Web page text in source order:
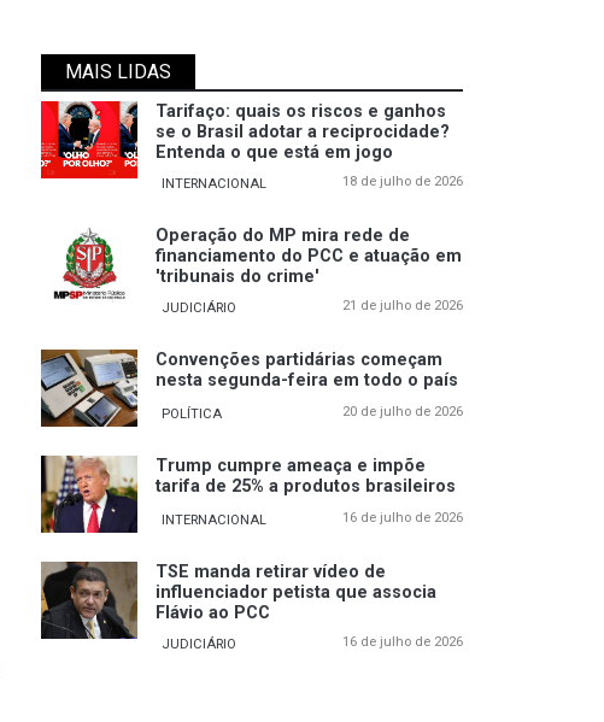
MAIS LIDAS
Tarifaço: quais os riscos e ganhos
se o Brasil adotar a reciprocidade?
Entenda o que está em jogo
INTERNACIONAL 18 de julho de 2026
Operação do MP mira rede de
financiamento do PCC e atuação em
'tribunais do crime'
JUDICIÁRIO 21 de julho de 2026
Convenções partidárias começam
nesta segunda-feira em todo o país
POLÍTICA 20 de julho de 2026
Trump cumpre ameaça e impõe
tarifa de 25% a produtos brasileiros
INTERNACIONAL 16 de julho de 2026
TSE manda retirar vídeo de
influenciador petista que associa
Flávio ao PCC
JUDICIÁRIO 16 de julho de 2026